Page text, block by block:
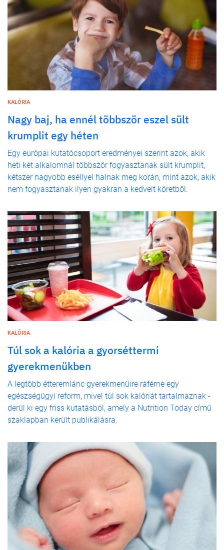
KALÓRIA
Nagy baj, ha ennél többször eszel sült
krumplit egy héten
Egy európai kutatócsoport eredményei szerint azok, akik
heti két alkalomnál többször fogyasztanak sült krumplit,
kétszer nagyobb eséllyel halnak meg korán, mint azok, akik
nem fogyasztanak ilyen gyakran a kedvelt köretből.
KALÓRIA
Túl sok a kalória a gyorséttermi
gyerekmenükben
A legtöbb étteremlánc gyerekmenüire ráférne egy
egészségügyi reform, mivel túl sok kalóriát tartalmaznak -
derül ki egy friss kutatásból, amely a Nutrition Today című
szaklapban került publikálásra.